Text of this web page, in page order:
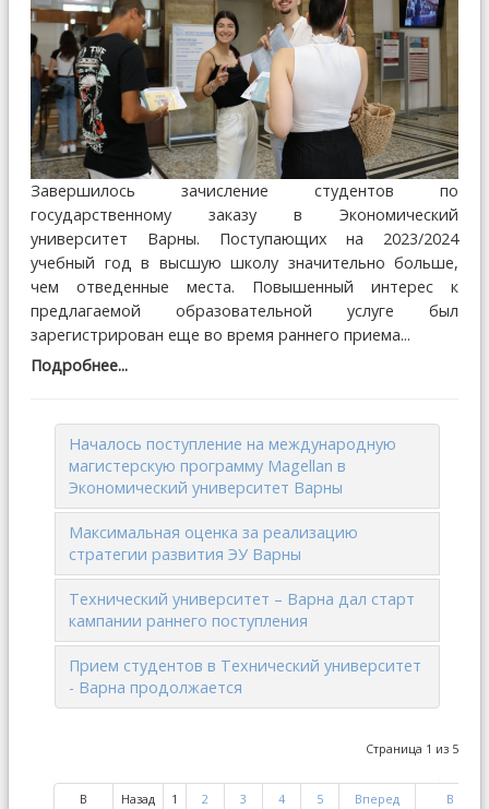
Завершилось зачисление студентов по
государственному заказу в Экономический
университет Варны. Поступающих на 2023/2024
учебный год в высшую школу значительно больше,
чем отведенные места. Повышенный интерес к
предлагаемой образовательной услуге был
зарегистрирован еще во время раннего приема...
Подробнее...
Началось поступление на международную
магистерскую программу Magellan в
Экономический университет Варны
Максимальная оценка за реализацию
стратегии развития ЭУ Варны
Технический университет – Варна дал старт
кампании раннего поступления
Прием студентов в Технический университет
- Варна продолжается
Страница 1 из 5
В
Назад 1 2 3 4 5 Вперед
В